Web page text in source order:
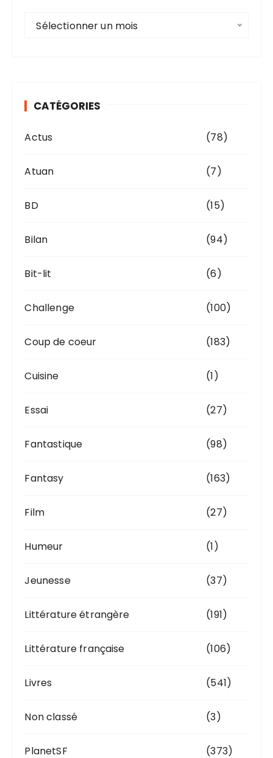
e
Sélectionner un mois
CATÉGORIES
Actus (78)
Atuan (7)
BD (15)
Bilan (94)
Bit-lit (6)
Challenge (100)
Coup de coeur (183)
Cuisine (1)
Essai (27)
Fantastique (98)
Fantasy (163)
Film (27)
Humeur (1)
Jeunesse (37)
Littérature étrangère (191)
Littérature française (106)
Livres (541)
Non classé (3)
PlanetSF (373)